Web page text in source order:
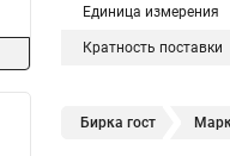
Единица измерения
Кратность поставки
Бирка гост